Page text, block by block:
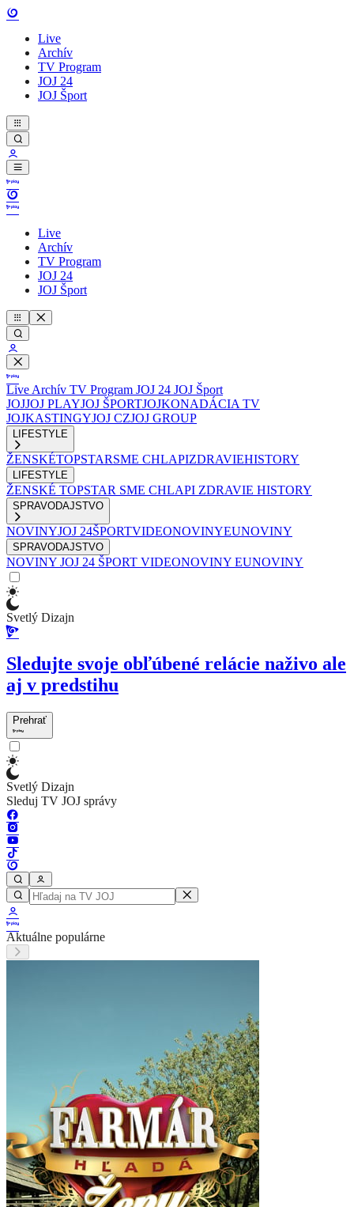
Live
Archív
TV Program
JOJ 24
JOJ Šport
Live
Archív
TV Program
JOJ 24
JOJ Šport
Live Archív TV Program JOJ 24 JOJ Šport
JOJJOJ PLAYJOJ ŠPORTJOJKONADÁCIA TV
JOJKASTINGYJOJ CZJOJ GROUP
LIFESTYLE
ŽENSKÉTOPSTARSME CHLAPIZDRAVIEHISTORY
LIFESTYLE
ŽENSKÉ TOPSTAR SME CHLAPI ZDRAVIE HISTORY
SPRAVODAJSTVO
NOVINYJOJ 24ŠPORTVIDEONOVINYEUNOVINY
SPRAVODAJSTVO
NOVINY JOJ 24 ŠPORT VIDEONOVINY EUNOVINY
Svetlý Dizajn
Sledujte svoje obľúbené relácie naživo ale
aj v predstihu
Prehrať
Svetlý Dizajn
Sleduj TV JOJ správy
Aktuálne populárne